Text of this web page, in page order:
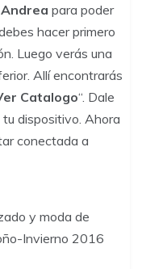
para poder
hacer primero
Luego verás una
Allí encontrarás
Catalogo“. Dale
dispositivo. Ahora
conectada a
y moda de
Invierno 2016